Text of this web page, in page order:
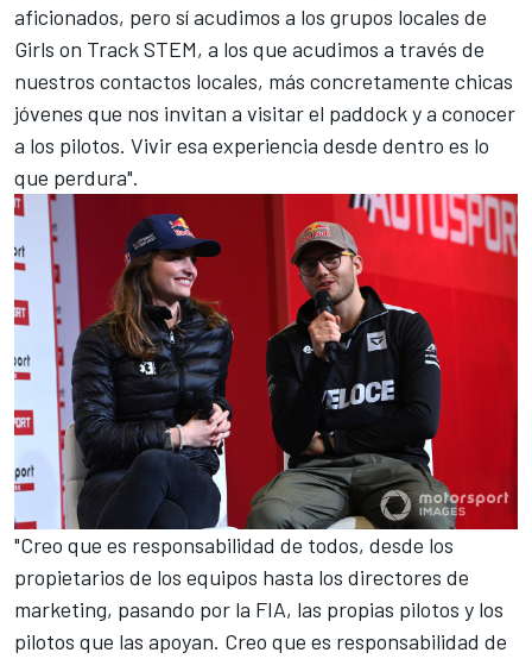
aficionados, pero sí acudimos a los grupos locales de
Girls on Track STEM, a los que acudimos a través de
nuestros contactos locales, más concretamente chicas
jóvenes que nos invitan a visitar el paddock y a conocer
a los pilotos. Vivir esa experiencia desde dentro es lo
que perdura".
"Creo que es responsabilidad de todos, desde los
propietarios de los equipos hasta los directores de
marketing, pasando por la FIA, las propias pilotos y los
pilotos que las apoyan. Creo que es responsabilidad de